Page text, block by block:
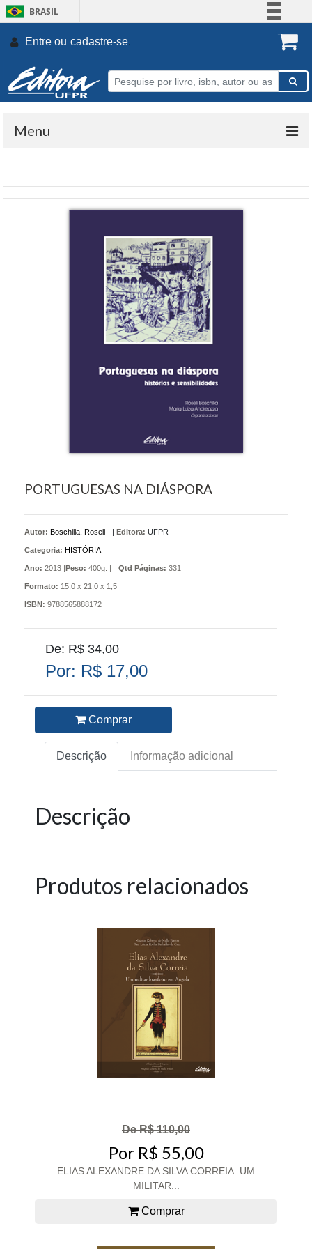
BRASIL
Participe
Entre ou cadastre-se.
Menu
PORTUGUESAS NA DIÁSPORA
Autor: Boschilia, Roseli Editora: UFPR
Categoria: HISTÓRIA
Ano: 2013 | Peso: 400g. | Qtd Páginas: 331
Formato: 15,0 x 21,0 x 1,5
ISBN: 9788565888172
De: R$ 34,00
Por: R$ 17,00
Comprar
Descrição Informação adicional
Descrição
Produtos relacionados
De R$ 110,00
Por R$ 55,00
ELIAS ALEXANDRE DA SILVA CORREIA: UM
MILITAR...
Comprar